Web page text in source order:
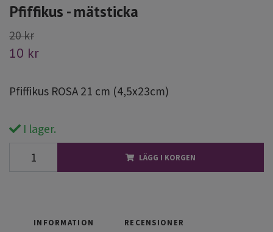
Pfiffikus - mätsticka
20 kr
10 kr
Pfiffikus ROSA 21 cm (4,5x23cm)
I lager.
LÄGG I KORGEN
INFORMATION RECENSIONER